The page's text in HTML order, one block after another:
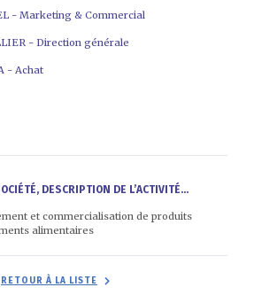
- Marketing & Commercial
- Direction générale
- Achat
DESCRIPTION DE L’ACTIVITÉ...
et commercialisation de produits
alimentaires
RETOUR À LA LISTE